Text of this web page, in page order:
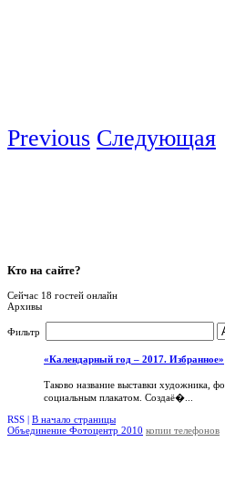
Previous Следующая
Кто на сайте?
Сейчас 18 гостей онлайн
Архивы
Фильтр
«Календарный год – 2017. Избранное»
Таково название выставки художника,
социальным плакатом. Создаё�...
RSS | В начало страницы
Объединение Фотоцентр 2010 копии телефонов